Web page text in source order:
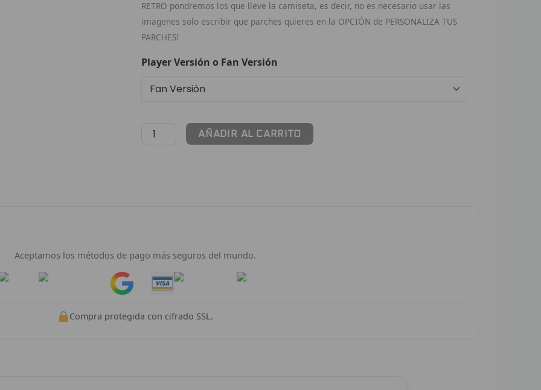
RETRO pondremos los que lleve la camiseta, es decir, no es necesario usar las
imagenes solo escribir que parches quieres en la OPCIÓN de PERSONALIZA TUS
PARCHES!
Player Versión o Fan Versión
AÑADIR AL CARRITO
Aceptamos los métodos de pago más seguros del mundo.
Pay Pay
Compra protegida con cifrado SSL.